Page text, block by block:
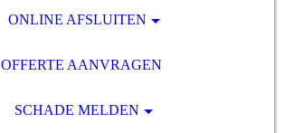
ONLINE AFSLUITEN
OFFERTE AANVRAGEN
SCHADE MELDEN